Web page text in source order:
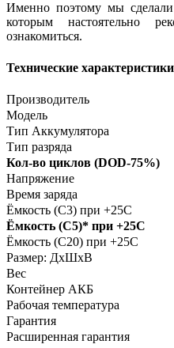
Именно поэтому мы сделали
которым настоятельно
ознакомиться.
Технические характеристики
Производитель
Модель
Тип Аккумулятора
Тип разряда
Кол-во циклов (DOD-75%)
Напряжение
Время заряда
Ёмкость (С3) при +25С
Ёмкость (С5)* при +25С
Ёмкость (С20) при +25С
Размер: ДхШхВ
Вес
Контейнер АКБ
Рабочая температура
Гарантия
Расширенная гарантия